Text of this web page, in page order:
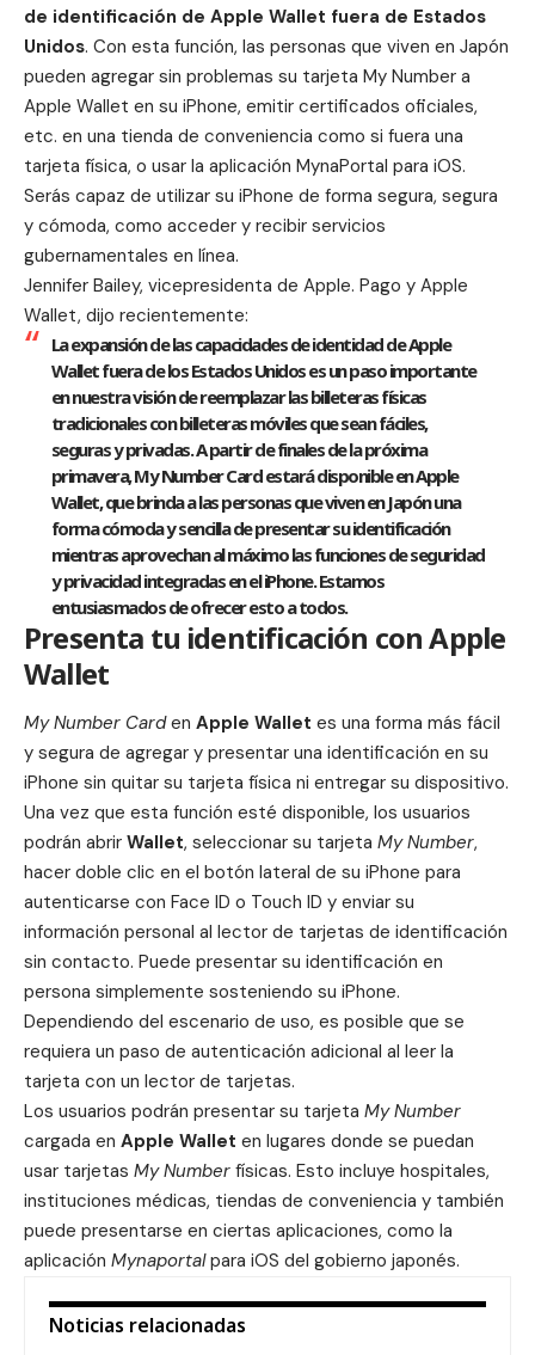
de identificación de Apple Wallet fuera de Estados
Unidos. Con esta función, las personas que viven en Japón
pueden agregar sin problemas su tarjeta My Number a
Apple Wallet en su iPhone, emitir certificados oficiales,
etc. en una tienda de conveniencia como si fuera una
tarjeta física, o usar la aplicación MynaPortal para iOS.
Serás capaz de utilizar su iPhone de forma segura, segura
y cómoda, como acceder y recibir servicios
gubernamentales en línea.
Jennifer Bailey, vicepresidenta de Apple. Pago y Apple
Wallet, dijo recientemente:
La expansión de las capacidades de identidad de Apple
Wallet fuera de los Estados Unidos es un paso importante
en nuestra visión de reemplazar las billeteras físicas
tradicionales con billeteras móviles que sean fáciles,
seguras y privadas. A partir de finales de la próxima
primavera, My Number Card estará disponible en Apple
Wallet, que brinda a las personas que viven en Japón una
forma cómoda y sencilla de presentar su identificación
mientras aprovechan al máximo las funciones de seguridad
y privacidad integradas en el iPhone. Estamos
entusiasmados de ofrecer esto a todos.
Presenta tu identificación con Apple
Wallet
My Number Carden Apple Wallet es una forma más fácil
y segura de agregar y presentar una identificación en su
iPhone sin quitar su tarjeta física ni entregar su dispositivo.
Una vez que esta función esté disponible, los usuarios
podrán abrir Wallet, seleccionar su tarjeta My Number,
hacer doble clic en el botón lateral de su iPhone para
autenticarse con Face ID o Touch ID y enviar su
información personal al lector de tarjetas de identificación
sin contacto. Puede presentar su identificación en
persona simplemente sosteniendo su iPhone.
Dependiendo del escenario de uso, es posible que se
requiera un paso de autenticación adicional al leer la
tarjeta con un lector de tarjetas.
Los usuarios podrán presentar su tarjeta My Number
cargada en Apple Wallet en lugares donde se puedan
usar tarjetas My Number físicas. Esto incluye hospitales,
instituciones médicas, tiendas de conveniencia y también
puede presentarse en ciertas aplicaciones, como la
aplicación Mynaportalpara iOS del gobierno japonés.
Noticias relacionadas